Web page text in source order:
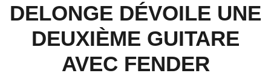
DELONGE DÉVOILE UNE
DEUXIÈME GUITARE
AVEC FENDER